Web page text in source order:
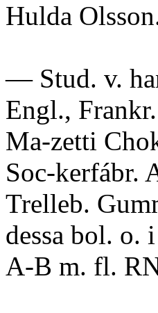
Hulda
— Stud. v.
Engl.,
Ma-zetti
Soc-kerfábr.
Trelleb.
dessa bol. o.
A-B m. fl.